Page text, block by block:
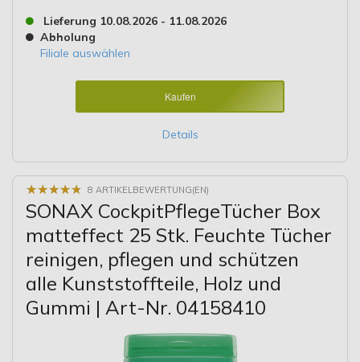
Lieferung 10.08.2026 - 11.08.2026
Abholung
Filiale auswählen
Kaufen
Details
★★★★★
★★★★★ 8 ARTIKELBEWERTUNG(EN)
SONAX CockpitPflegeTücher Box
matteffect 25 Stk. Feuchte Tücher
reinigen, pflegen und schützen
alle Kunststoffteile, Holz und
Gummi | Art-Nr. 04158410